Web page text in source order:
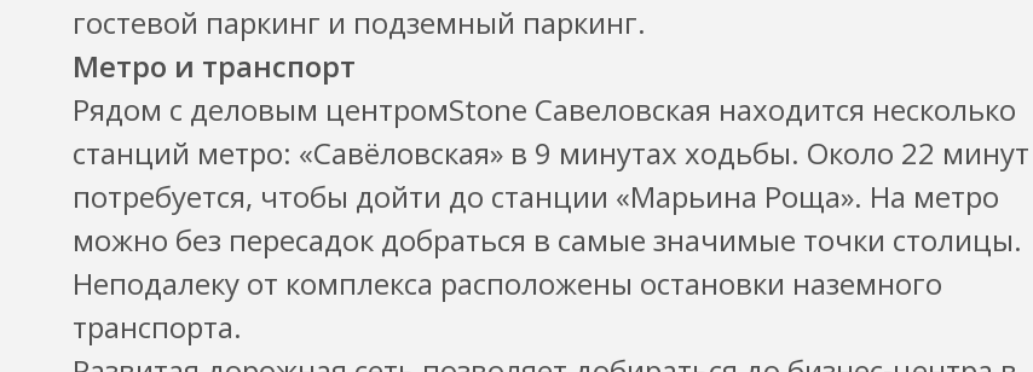
гостевой паркинг и подземный паркинг.
Метро и транспорт
Рядом с деловым центромStone Савеловская находится несколько
станций метро: «Савёловская» в 9 минутах ходьбы. Около 22 минут
потребуется, чтобы дойти до станции «Марьина Роща». На метро
можно без пересадок добраться в самые значимые точки столицы.
Неподалеку от комплекса расположены остановки наземного
транспорта.